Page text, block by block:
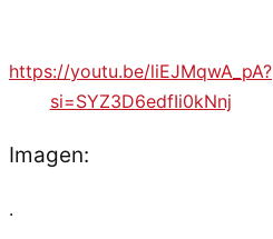
https://youtu.be/liEJMqwA_pA?
si=SYZ3D6edfIi0kNnj
Imagen:
.